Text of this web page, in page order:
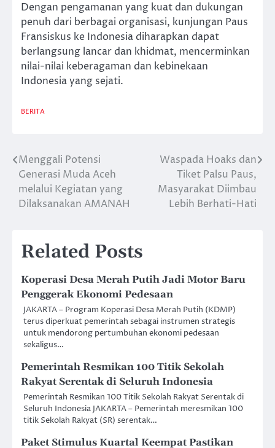
Dengan pengamanan yang kuat dan dukungan
penuh dari berbagai organisasi, kunjungan Paus
Fransiskus ke Indonesia diharapkan dapat
berlangsung lancar dan khidmat, mencerminkan
nilai-nilai keberagaman dan kebinekaan
Indonesia yang sejati.
BERITA
Post
navigation
Menggali Potensi
Generasi Muda Aceh
melalui Kegiatan yang
Dilaksanakan AMANAH
Waspada Hoaks dan
Tiket Palsu Paus,
Masyarakat Diimbau
Lebih Berhati-Hati
Related Posts
Koperasi Desa Merah Putih Jadi Motor Baru
Penggerak Ekonomi Pedesaan
JAKARTA – Program Koperasi Desa Merah Putih (KDMP)
terus diperkuat pemerintah sebagai instrumen strategis
untuk mendorong pertumbuhan ekonomi pedesaan
sekaligus…
Pemerintah Resmikan 100 Titik Sekolah
Rakyat Serentak di Seluruh Indonesia
Pemerintah Resmikan 100 Titik Sekolah Rakyat Serentak di
Seluruh Indonesia JAKARTA – Pemerintah meresmikan 100
titik Sekolah Rakyat (SR) serentak…
Paket Stimulus Kuartal Keempat Pastikan